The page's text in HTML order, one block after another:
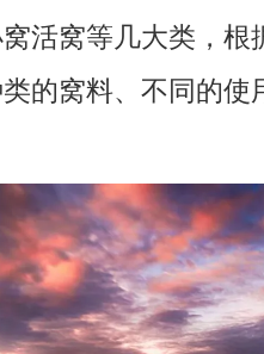
活窝等几大类，根
的窝料、不同的使